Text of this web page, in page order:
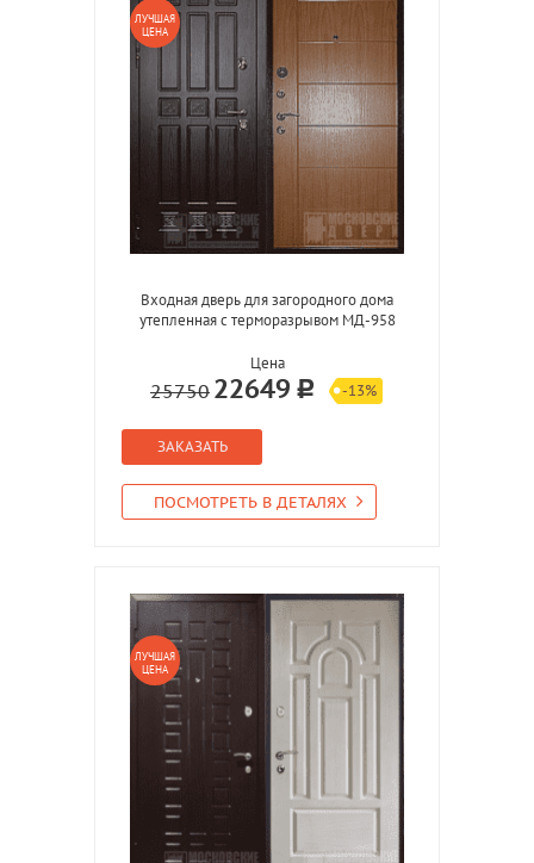
ЛУЧШАЯ
ЦЕНА
Входная дверь для загородного дома
утепленная с терморазрывом МД-958
Цена
25750 22649 -13%
ЗАКАЗАТЬ
ПОСМОТРЕТЬ В ДЕТАЛЯХ
ЛУЧШАЯ
ЦЕНА